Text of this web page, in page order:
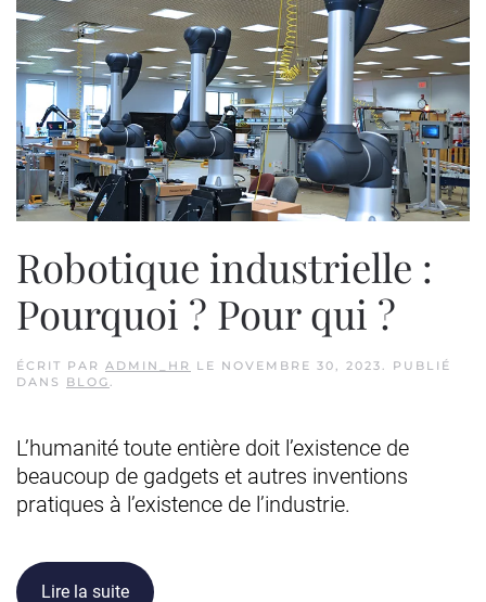
Robotique industrielle :
Pourquoi ? Pour qui ?
ÉCRIT PAR ADMIN_HR LE NOVEMBRE 30, 2023
. PUBLIÉ
DANS BLOG
L’humanité toute entière doit l’existence de
beaucoup de gadgets et autres inventions
pratiques à l’existence de l’industrie.
Lire la suite